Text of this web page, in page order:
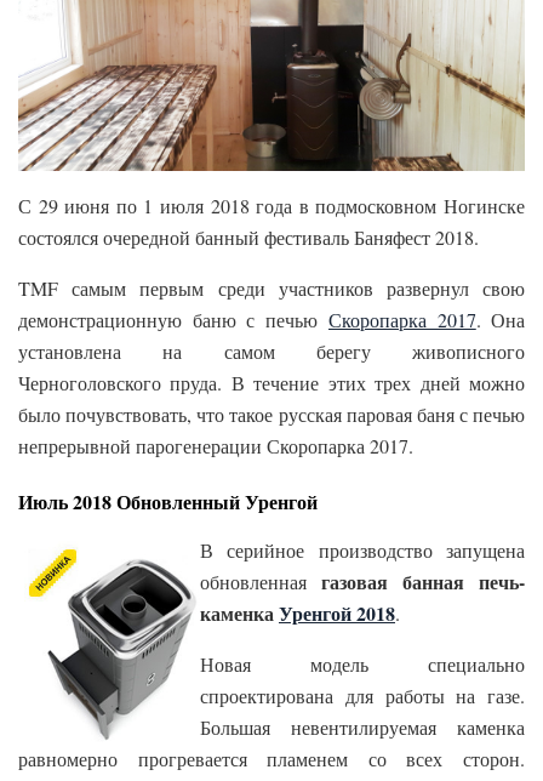
С 29 июня по 1 июля 2018 года в подмосковном Ногинске
состоялся очередной банный фестиваль Баняфест 2018.
TMF самым первым среди участников развернул свою
демонстрационную баню с печью Скоропарка 2017. Она
установлена на самом берегу живописного
Черноголовского пруда. В течение этих трех дней можно
было почувствовать, что такое русская паровая баня с печью
непрерывной парогенерации Скоропарка 2017.
Июль 2018 Обновленный Уренгой
В серийное производство запущена
обновленная газовая банная печь-
каменка Уренгой 2018.
Новая модель специально
спроектирована для работы на газе.
Большая невентилируемая каменка
равномерно прогревается пламенем со всех сторон.